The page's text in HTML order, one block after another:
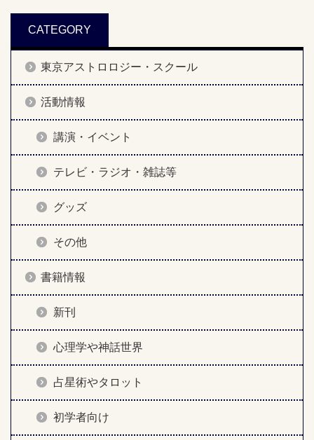
CATEGORY
東京アストロロジー・スクール
活動情報
講演・イベント
テレビ・ラジオ・雑誌等
グッズ
その他
書籍情報
新刊
心理学や神話世界
占星術やタロット
初学者向け